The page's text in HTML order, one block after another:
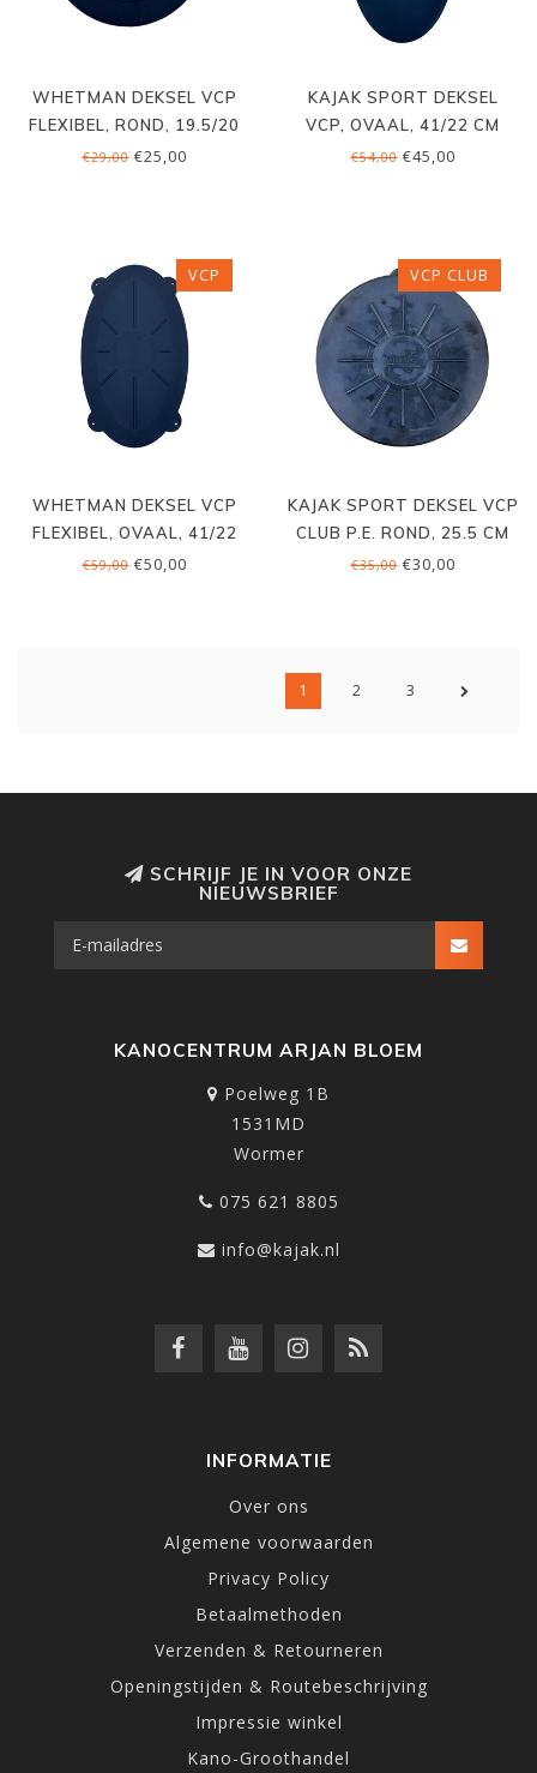
WHETMAN DEKSEL VCP
FLEXIBEL, ROND, 19.5/20
CM
€29,00€25,00
KAJAK SPORT DEKSEL
VCP, OVAAL, 41/22 CM
€54,00€45,00
VCP
WHETMAN DEKSEL VCP
FLEXIBEL, OVAAL, 41/22
CM
€59,00€50,00
VCP CLUB
KAJAK SPORT DEKSEL VCP
CLUB P.E. ROND, 25.5 CM
€35,00€30,00
1 2 3
SCHRIJF JE IN VOOR ONZE
NIEUWSBRIEF
KANOCENTRUM ARJAN BLOEM
Poelweg 1B
1531MD
Wormer
075 621 8805
info@kajak.nl
INFORMATIE
Over ons
Algemene voorwaarden
Privacy Policy
Betaalmethoden
Verzenden & Retourneren
Openingstijden & Routebeschrijving
Impressie winkel
Kano-Groothandel